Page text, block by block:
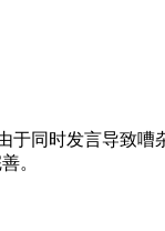
于同时发言导致嘈
。